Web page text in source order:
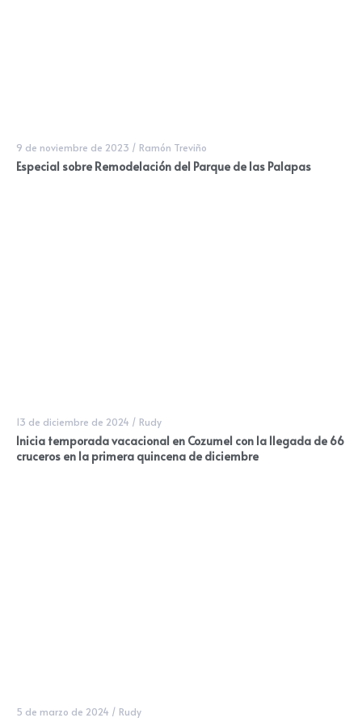
9 de noviembre de 2023 / Ramón Treviño
Especial sobre Remodelación del Parque de las Palapas
13 de diciembre de 2024 / Rudy
Inicia temporada vacacional en Cozumel con la llegada de 66
cruceros en la primera quincena de diciembre
5 de marzo de 2024 / Rudy